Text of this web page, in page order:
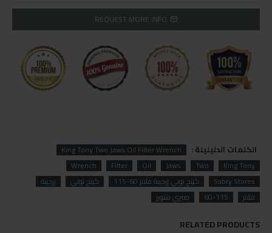
REQUEST MORE INFO
الكلمات الدليليلة :
King Tony Two Jaws Oil Filter Wrench
King Tony
Two
Jaws
Oil
Filter
Wrench
Sabry Stores
كينج توني زرجينة فلاتر 60-115 كينج توني
زرجينة
فلاتر
60-115 صبري ستورز
RELATED PRODUCTS